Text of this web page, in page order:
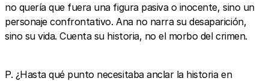
no quería que fuera una figura pasiva o inocente, sino un
personaje confrontativo. Ana no narra su desaparición,
sino su vida. Cuenta su historia, no el morbo del crimen.
P. ¿Hasta qué punto necesitaba anclar la historia en